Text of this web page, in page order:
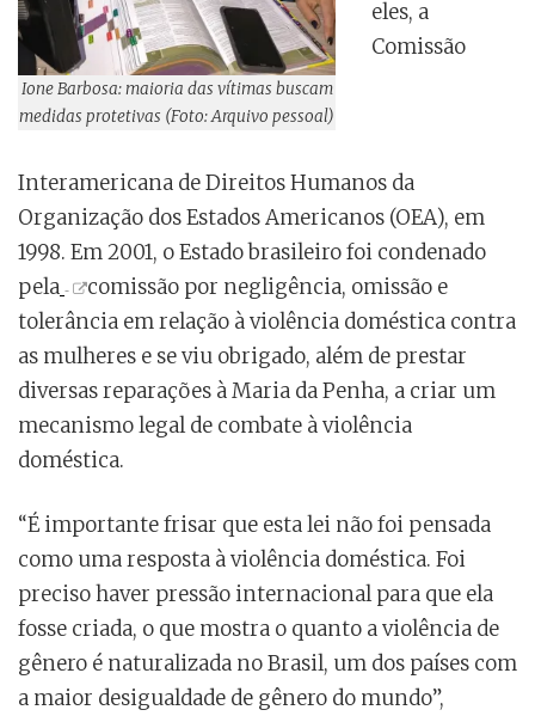
Ione Barbosa: maioria das vítimas buscam
medidas protetivas (Foto: Arquivo pessoal)
eles, a
Comissão
Interamericana de Direitos Humanos da
Organização dos Estados Americanos (OEA), em
1998. Em 2001, o Estado brasileiro foi condenado
pela
comissão por negligência, omissão e
tolerância em relação à violência doméstica contra
as mulheres e se viu obrigado, além de prestar
diversas reparações à Maria da Penha, a criar um
mecanismo legal de combate à violência
doméstica.
“É importante frisar que esta lei não foi pensada
como uma resposta à violência doméstica. Foi
preciso haver pressão internacional para que ela
fosse criada, o que mostra o quanto a violência de
gênero é naturalizada no Brasil, um dos países com
a maior desigualdade de gênero do mundo”,